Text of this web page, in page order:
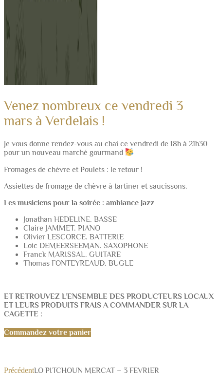
Venez nombreux ce vendredi 3
mars à Verdelais !
Je vous donne rendez-vous au chai ce vendredi de 18h à 21h30
pour un nouveau marché gourmand
Fromages de chèvre et Poulets : le retour !
Assiettes de fromage de chèvre à tartiner et saucissons.
Les musiciens pour la soirée : ambiance Jazz
Jonathan HEDELINE. BASSE
Claire JAMMET. PIANO
Olivier LESCORCE. BATTERIE
Loic DEMEERSEEMAN. SAXOPHONE
Franck MARISSAL. GUITARE
Thomas FONTEYREAUD. BUGLE
ET RETROUVEZ L’ENSEMBLE DES PRODUCTEURS LOCAUX
ET LEURS PRODUITS FRAIS A COMMANDER SUR LA
CAGETTE :
Commandez votre panier
PrécédentLO PITCHOUN MERCAT – 3 FEVRIER